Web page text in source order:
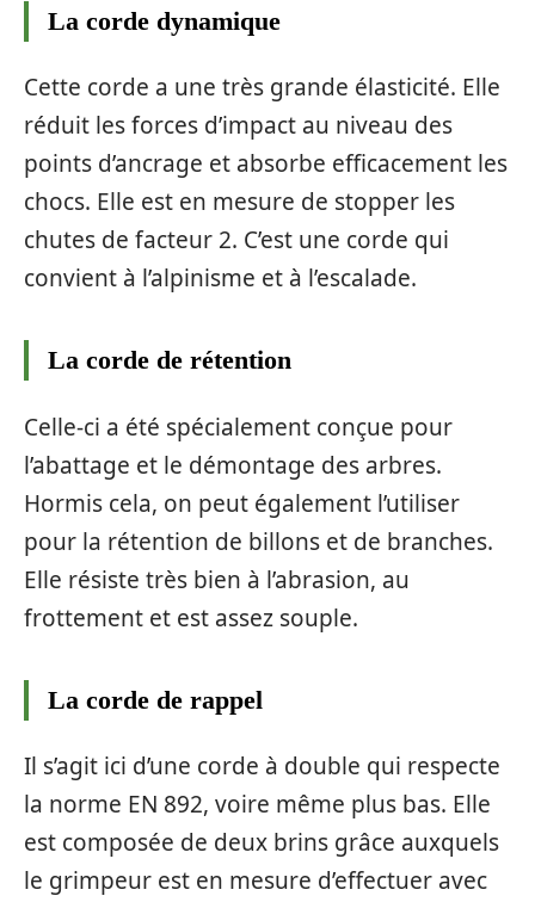
La corde dynamique
Cette corde a une très grande élasticité. Elle
réduit les forces d’impact au niveau des
points d’ancrage et absorbe efficacement les
chocs. Elle est en mesure de stopper les
chutes de facteur 2. C’est une corde qui
convient à l’alpinisme et à l’escalade.
La corde de rétention
Celle-ci a été spécialement conçue pour
l’abattage et le démontage des arbres.
Hormis cela, on peut également l’utiliser
pour la rétention de billons et de branches.
Elle résiste très bien à l’abrasion, au
frottement et est assez souple.
La corde de rappel
Il s’agit ici d’une corde à double qui respecte
la norme EN 892, voire même plus bas. Elle
est composée de deux brins grâce auxquels
le grimpeur est en mesure d’effectuer avec